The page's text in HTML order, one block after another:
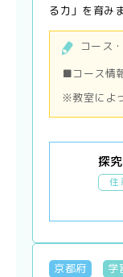
る力」を育み
コース
■コース情
※教室によ
探
住
京都府 学